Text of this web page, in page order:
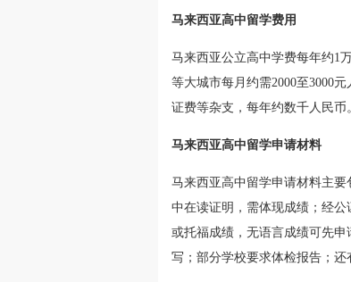
马来西亚高中留学费用
马来西亚公立高中学费每年约1
等大城市每月约需2000至3000
证费等杂支，每年约数千人民币
马来西亚高中留学申请材料
马来西亚高中留学申请材料主
中在读证明，需体现成绩；经
或托福成绩，无语言成绩可先
写；部分学校要求体检报告；还